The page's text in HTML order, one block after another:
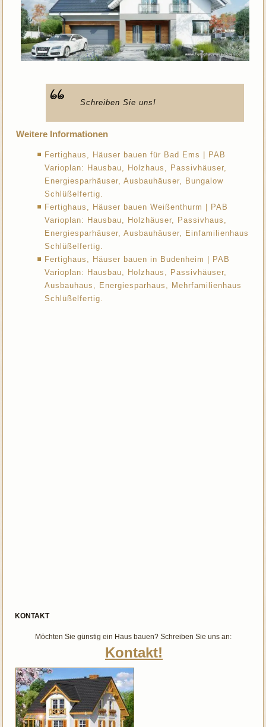
Schreiben Sie uns!
Weitere Informationen
Fertighaus, Häuser bauen für Bad Ems | PAB
Varioplan: Hausbau, Holzhaus, Passivhäuser,
Energiesparhäuser, Ausbauhäuser, Bungalow
Schlüßelfertig.
Fertighaus, Häuser bauen Weißenthurm | PAB
Varioplan: Hausbau, Holzhäuser, Passivhaus,
Energiesparhäuser, Ausbauhäuser, Einfamilienhaus
Schlüßelfertig.
Fertighaus, Häuser bauen in Budenheim | PAB
Varioplan: Hausbau, Holzhaus, Passivhäuser,
Ausbauhaus, Energiesparhaus, Mehrfamilienhaus
Schlüßelfertig.
KONTAKT
Möchten Sie günstig ein Haus bauen? Schreiben Sie uns an:
Kontakt!